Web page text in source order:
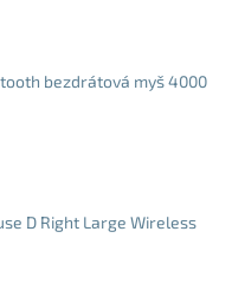
bezdrátová myš 4000
D Right Large Wireless